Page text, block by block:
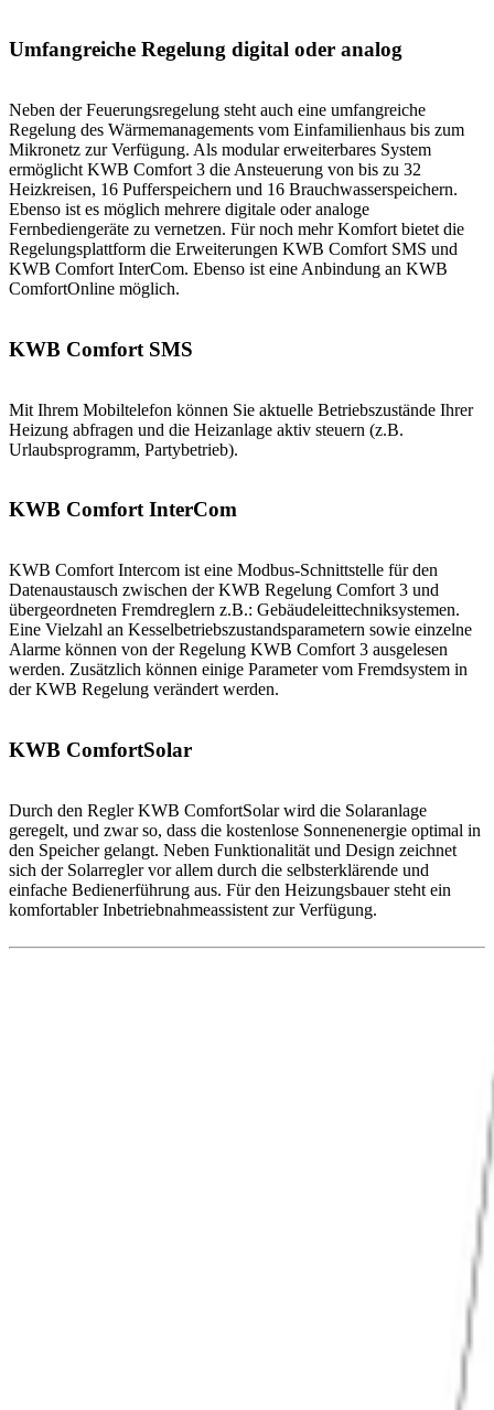
Umfangreiche Regelung digital oder analog
Neben der Feuerungsregelung steht auch eine umfangreiche
Regelung des Wärmemanagements vom Einfamilienhaus bis zum
Mikronetz zur Verfügung. Als modular erweiterbares System
ermöglicht KWB Comfort 3 die Ansteuerung von bis zu 32
Heizkreisen, 16 Pufferspeichern und 16 Brauchwasserspeichern.
Ebenso ist es möglich mehrere digitale oder analoge
Fernbediengeräte zu vernetzen. Für noch mehr Komfort bietet die
Regelungsplattform die Erweiterungen KWB Comfort SMS und
KWB Comfort InterCom. Ebenso ist eine Anbindung an KWB
ComfortOnline möglich.
KWB Comfort SMS
Mit Ihrem Mobiltelefon können Sie aktuelle Betriebszustände Ihrer
Heizung abfragen und die Heizanlage aktiv steuern (z.B.
Urlaubsprogramm, Partybetrieb).
KWB Comfort InterCom
KWB Comfort Intercom ist eine Modbus-Schnittstelle für den
Datenaustausch zwischen der KWB Regelung Comfort 3 und
übergeordneten Fremdreglern z.B.: Gebäudeleittechniksystemen.
Eine Vielzahl an Kesselbetriebszustandsparametern sowie einzelne
Alarme können von der Regelung KWB Comfort 3 ausgelesen
werden. Zusätzlich können einige Parameter vom Fremdsystem in
der KWB Regelung verändert werden.
KWB ComfortSolar
Durch den Regler KWB ComfortSolar wird die Solaranlage
geregelt, und zwar so, dass die kostenlose Sonnenenergie optimal in
den Speicher gelangt. Neben Funktionalität und Design zeichnet
sich der Solarregler vor allem durch die selbsterklärende und
einfache Bedienerführung aus. Für den Heizungsbauer steht ein
komfortabler Inbetriebnahmeassistent zur Verfügung.